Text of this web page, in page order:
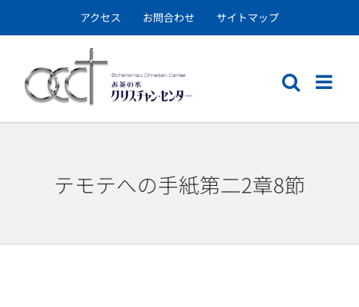
to
アクセス お問合わせ サイトマップ
テモテへの手紙第二2章8節